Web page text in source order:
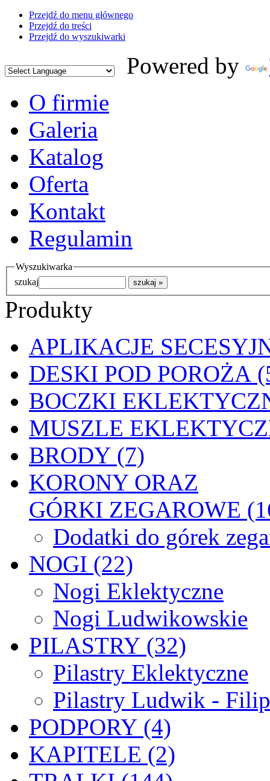
Przejdź do menu głównego
Przejdź do treści
Przejdź do wyszukiwarki
Powered by
O firmie
Galeria
Katalog
Oferta
Kontakt
Regulamin
Wyszukiwarka
szukaj
Produkty
APLIKACJE
DESKI POD POROŻA
BOCZKI
MUSZLE
BRODY (7)
KORONY ORAZ
GÓRKI ZEGAROWE
Dodatki do górek
NOGI (22)
Nogi Eklektyczne
Nogi Ludwikowskie
PILASTRY (32)
Pilastry Eklektyczne
Pilastry Ludwik - Filip
PODPORY (4)
KAPITELE (2)